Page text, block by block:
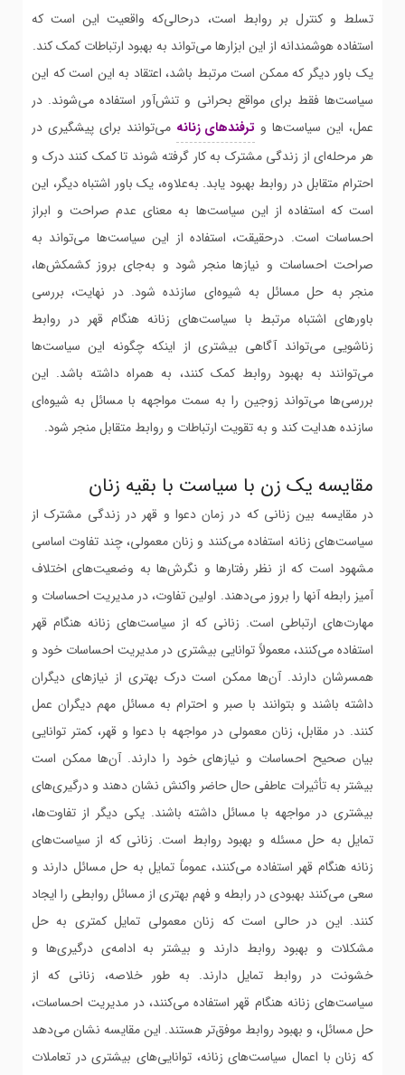
تسلط و کنترل بر روابط است، درحالی‌که واقعیت این است که
استفاده هوشمندانه از این ابزارها می‌تواند به بهبود ارتباطات کمک کند.
یک باور دیگر که ممکن است مرتبط باشد، اعتقاد به این است که این
سیاست‌ها فقط برای مواقع بحرانی و تنش‌آور استفاده می‌شوند. در
عمل، این سیاست‌ها و ترفندهای زنانه می‌توانند برای پیشگیری در
هر مرحله‌ای از زندگی مشترک به کار گرفته شوند تا کمک کنند درک و
احترام متقابل در روابط بهبود یابد. به‌علاوه، یک باور اشتباه دیگر، این
است که استفاده از این سیاست‌ها به معنای عدم صراحت و ابراز
احساسات است. درحقیقت، استفاده از این سیاست‌ها می‌تواند به
صراحت احساسات و نیازها منجر شود و به‌جای بروز کشمکش‌ها،
منجر به حل مسائل به شیوه‌ای سازنده شود. در نهایت، بررسی
باورهای اشتباه مرتبط با سیاست‌های زنانه هنگام قهر در روابط
زناشویی می‌تواند آگاهی بیشتری از اینکه چگونه این سیاست‌ها
می‌توانند به بهبود روابط کمک کنند، به همراه داشته باشد. این
بررسی‌ها می‌تواند زوجین را به سمت مواجهه با مسائل به شیوه‌ای
سازنده هدایت کند و به تقویت ارتباطات و روابط متقابل منجر شود.
مقایسه یک زن با سیاست با بقیه زنان
در مقایسه بین زنانی که در زمان دعوا و قهر در زندگی مشترک از
سیاست‌های زنانه استفاده می‌کنند و زنان معمولی، چند تفاوت اساسی
مشهود است که از نظر رفتارها و نگرش‌ها به وضعیت‌های اختلاف‌
آمیز رابطه آنها را بروز می‌دهند. اولین تفاوت، در مدیریت احساسات و
مهارت‌های ارتباطی است. زنانی که از سیاست‌های زنانه هنگام قهر
استفاده می‌کنند، معمولاً توانایی بیشتری در مدیریت احساسات خود و
همسرشان دارند. آن‌ها ممکن است درک بهتری از نیازهای دیگران
داشته باشند و بتوانند با صبر و احترام به مسائل مهم دیگران عمل
کنند. در مقابل، زنان معمولی در مواجهه با دعوا و قهر، کمتر توانایی
بیان صحیح احساسات و نیازهای خود را دارند. آن‌ها ممکن است
بیشتر به تأثیرات عاطفی حال حاضر واکنش نشان دهند و درگیری‌های
بیشتری در مواجهه با مسائل داشته باشند. یکی دیگر از تفاوت‌ها،
تمایل به حل مسئله و بهبود روابط است. زنانی که از سیاست‌های
زنانه هنگام قهر استفاده می‌کنند، عموماً تمایل به حل مسائل دارند و
سعی می‌کنند بهبودی در رابطه و فهم بهتری از مسائل روابطی را ایجاد
کنند. این در حالی است که زنان معمولی تمایل کمتری به حل
مشکلات و بهبود روابط دارند و بیشتر به ادامه‌ی درگیری‌ها و
خشونت در روابط تمایل دارند. به طور خلاصه، زنانی که از
سیاست‌های زنانه هنگام قهر استفاده می‌کنند، در مدیریت احساسات،
حل مسائل، و بهبود روابط موفق‌تر هستند. این مقایسه نشان می‌دهد
که زنان با اعمال سیاست‌های زنانه، توانایی‌های بیشتری در تعاملات